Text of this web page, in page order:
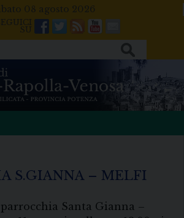
08 agosto 2026
Facebook
Twitter
FeedsYoutube
Mail
S.GIANNA – MELFI
Santa Gianna –